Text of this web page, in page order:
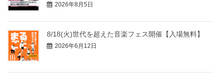
2026年8月5日
8/18(火)世代を超えた音楽フェス開催【入場無料】
2026年6月12日